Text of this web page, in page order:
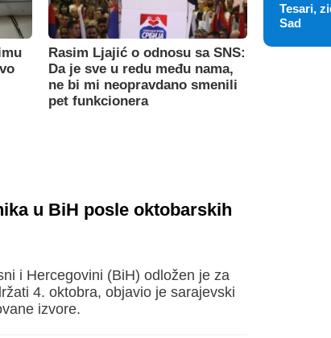
Rasim Ljajić o odnosu sa SNS:
Da je sve u redu među nama,
ne bi mi neopravdano smenili
pet funkcionera
u BiH posle oktobarskih
i Hercegovini (BiH) odložen je za
4. oktobra, objavio je sarajevski
izvore.
Tesari,
Sad